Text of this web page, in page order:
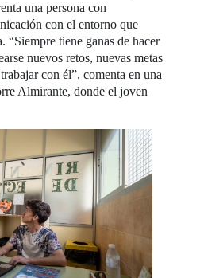
una persona con
con el entorno que
“Siempre tiene ganas de hacer
nuevos retos, nuevas metas
con él”, comenta en una
Almirante, donde el joven